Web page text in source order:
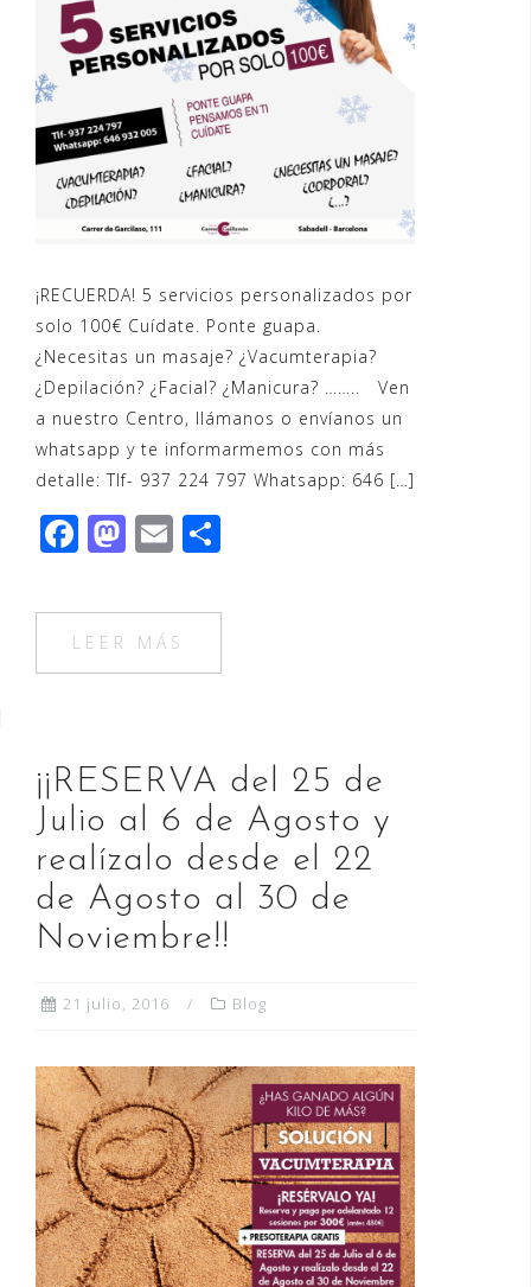
¡RECUERDA! 5 servicios personalizados por
solo 100€ Cuídate. Ponte guapa.
¿Necesitas un masaje? ¿Vacumterapia?
¿Depilación? ¿Facial? ¿Manicura? …….. Ven
a nuestro Centro, llámanos o envíanos un
whatsapp y te informarmemos con más
detalle: Tlf- 937 224 797 Whatsapp: 646 […]
F
c
e
b
o
k
M
st
o
d
n
E
ai
l
m
ar
LEER MÁS
¡¡RESERVA del 25 de
Julio al 6 de Agosto y
realízalo desde el 22
de Agosto al 30 de
Noviembre!!
21 julio, 2016 Blog